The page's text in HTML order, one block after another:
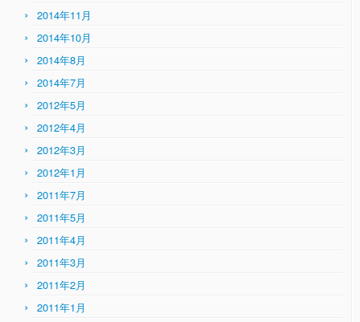
2014年11月
2014年10月
2014年8月
2014年7月
2012年5月
2012年4月
2012年3月
2012年1月
2011年7月
2011年5月
2011年4月
2011年3月
2011年2月
2011年1月